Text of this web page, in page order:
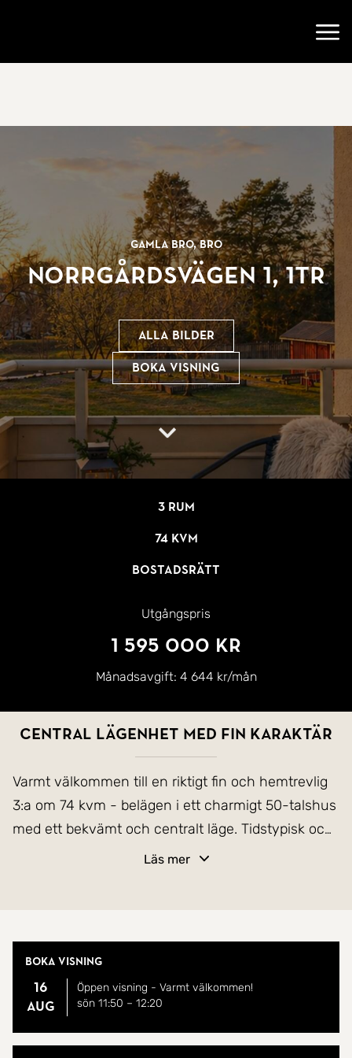
Gamla Bro, Bro
Norrgårdsvägen 1, 1tr
Alla bilder
Boka visning
3 rum
74 kvm
Bostadsrätt
Utgångspris
1 595 000 kr
Månadsavgift: 4 644 kr/mån
CENTRAL LÄGENHET MED FIN KARAKTÄR
Varmt välkommen till en riktigt fin och hemtrevlig
3:a om 74 kvm - belägen i ett charmigt 50-talshus
med ett bekvämt och centralt läge. Tidstypisk och
charmig karaktär med centrumläge helt enkelt.
harmonisk känsla. Planlösningen är väl
genomtänkt med generösa rum och dessutom
finns möjlighet till uthyrningsdel enligt
originallösningen - perfekt för dig som vill ha extra
flexibilitet.
Läs mer
Boka visning
16
aug
Öppen visning - Varmt välkommen!
sön 11:50 – 12:20